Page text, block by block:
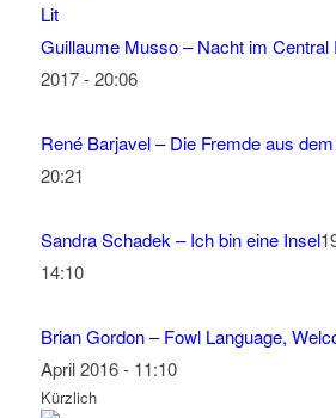
Guillaume Musso – Nacht im Central
2017 - 20:06
René Barjavel – Die Fremde aus
20:21
Sandra Schadek – Ich bin eine Insel
14:10
Brian Gordon – Fowl Language,
April 2016 - 11:10
Kürzlich